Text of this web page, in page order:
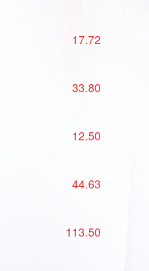
17.72
33.80
12.50
44.63
113.50